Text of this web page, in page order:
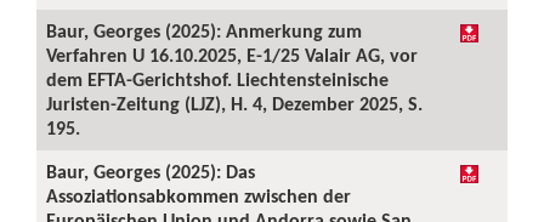
Baur, Georges (2025): Anmerkung zum
Verfahren U 16.10.2025, E-1/25 Valair AG, vor
dem EFTA-Gerichtshof. Liechtensteinische
Juristen-Zeitung (LJZ), H. 4, Dezember 2025, S.
195.
Baur, Georges (2025): Das
Assoziationsabkommen zwischen der